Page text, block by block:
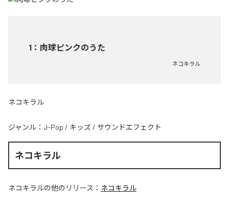
1 ： 肉球ピンクのうた
ネコキラル
ネコキラル
ジャンル： J-Pop / キッズ / サウンドエフェクト
ネコキラル
ネコキラルの他のリリース： ネコキラル